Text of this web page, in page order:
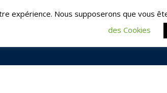
24 | Fougeré : 02 51 09 95 95 | Les Herbiers
expérience. Nous supposerons que vous
des Cookies